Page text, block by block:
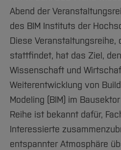
Arbeiten im FB G
Forschung und
International
Team
Service
Studiengänge
Studieninteressierte
Aktuelles
Studium
Fachgruppen
Forschung und
International
Team
Service
Notfall-Infos
BO Shop
Familiengerechte
Gleichstellung
Diskriminierungsfreie
Vertretungen
Wahlen
Hochschulbibliothek
International Office
Medienzentrum
qed-Stiftung
Zentrale
Abend der
des BIM Instituts der
Diese Veranstaltungsreihe,
stattfindet, hat das Ziel,
Wissenschaft und
Weiterentwicklung von
Modeling (BIM) im
Reihe ist bekannt dafür,
Interessierte
entspannter Atmosphäre